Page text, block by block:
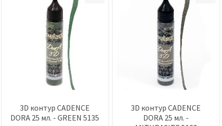
3D контур CADENCE
DORA 25 мл. - GREEN 5135
3D контур CADENCE
DORA 25 мл. -